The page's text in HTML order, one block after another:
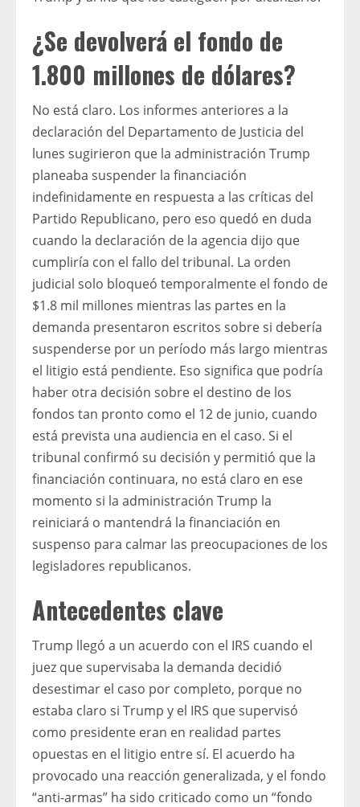
¿Se devolverá el fondo de
1.800 millones de dólares?
No está claro. Los informes anteriores a la
declaración del Departamento de Justicia del
lunes sugirieron que la administración Trump
planeaba suspender la financiación
indefinidamente en respuesta a las críticas del
Partido Republicano, pero eso quedó en duda
cuando la declaración de la agencia dijo que
cumpliría con el fallo del tribunal. La orden
judicial solo bloqueó temporalmente el fondo de
$1.8 mil millones mientras las partes en la
demanda presentaron escritos sobre si debería
suspenderse por un período más largo mientras
el litigio está pendiente. Eso significa que podría
haber otra decisión sobre el destino de los
fondos tan pronto como el 12 de junio, cuando
está prevista una audiencia en el caso. Si el
tribunal confirmó su decisión y permitió que la
financiación continuara, no está claro en ese
momento si la administración Trump la
reiniciará o mantendrá la financiación en
suspenso para calmar las preocupaciones de los
legisladores republicanos.
Antecedentes clave
Trump llegó a un acuerdo con el IRS cuando el
juez que supervisaba la demanda decidió
desestimar el caso por completo, porque no
estaba claro si Trump y el IRS que supervisó
como presidente eran en realidad partes
opuestas en el litigio entre sí. El acuerdo ha
provocado una reacción generalizada, y el fondo
“anti-armas” ha sido criticado como un “fondo